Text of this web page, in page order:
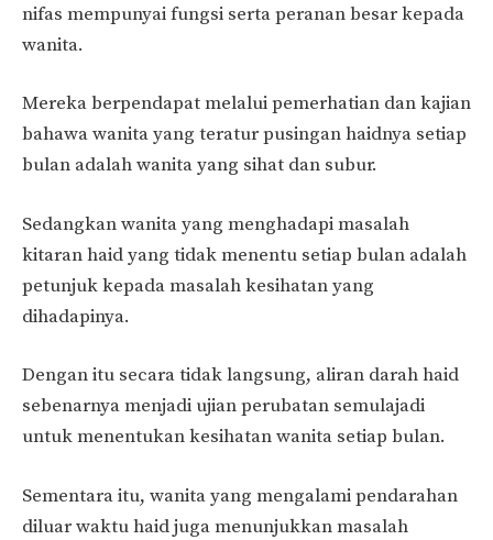
nifas mempunyai fungsi serta peranan besar kepada
wanita.
Mereka berpendapat melalui pemerhatian dan kajian
bahawa wanita yang teratur pusingan haidnya setiap
bulan adalah wanita yang sihat dan subur.
Sedangkan wanita yang menghadapi masalah
kitaran haid yang tidak menentu setiap bulan adalah
petunjuk kepada masalah kesihatan yang
dihadapinya.
Dengan itu secara tidak langsung, aliran darah haid
sebenarnya menjadi ujian perubatan semulajadi
untuk menentukan kesihatan wanita setiap bulan.
Sementara itu, wanita yang mengalami pendarahan
diluar waktu haid juga menunjukkan masalah